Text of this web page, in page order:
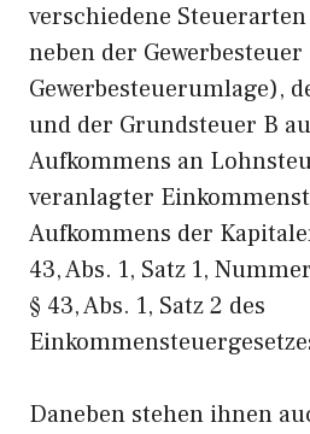
verschiedene
neben der
Gewerbesteuerumlage),
und der Grundsteuer B
Aufkommens an
veranlagter
Aufkommens der
43, Abs. 1, Satz 1,
§ 43, Abs. 1, Satz 2 des
Daneben stehen ihnen